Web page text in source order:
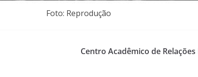
Foto: Reprodução
Centro Acadêmico de